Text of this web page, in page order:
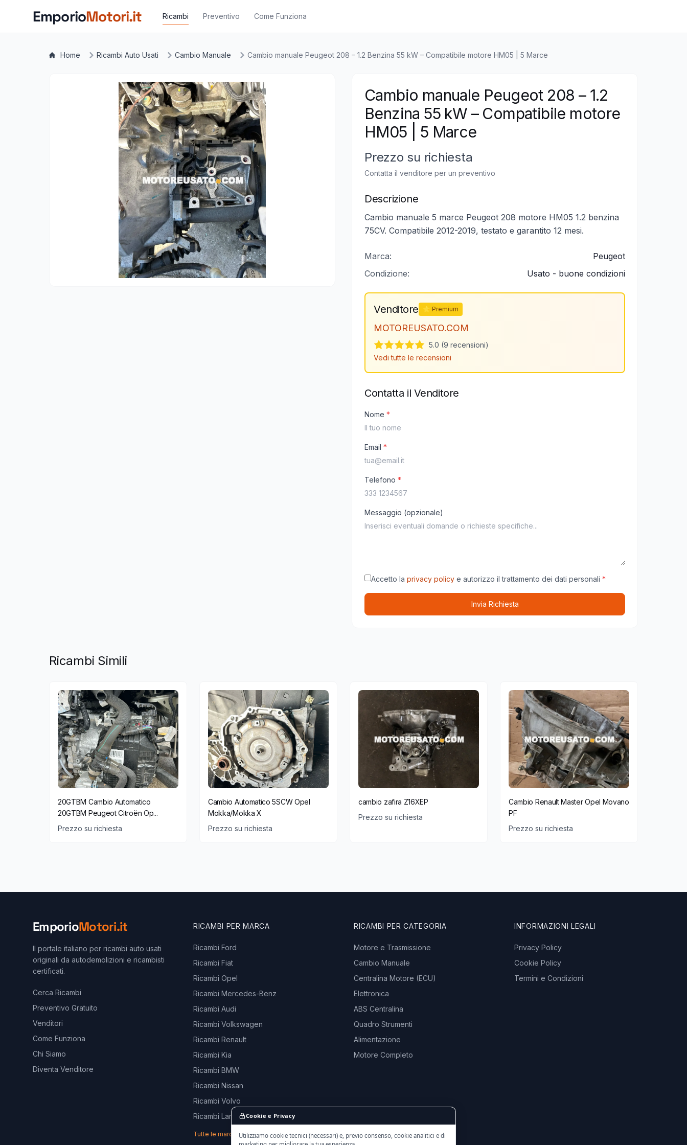
EmporioMotori.it Ricambi Preventivo Come Funziona
Home Ricambi Auto Usati Cambio Manuale Cambio manuale Peugeot 208 – 1.2 Benzina 55 kW – Compatibile motore HM05 | 5 Marce
Cambio manuale Peugeot 208 – 1.2
Benzina 55 kW – Compatibile motore
HM05 | 5 Marce
Prezzo su richiesta
Contatta il venditore per un preventivo
Descrizione
Cambio manuale 5 marce Peugeot 208 motore HM05 1.2 benzina
75CV. Compatibile 2012-2019, testato e garantito 12 mesi.
Marca:
Peugeot
Condizione:
Usato - buone condizioni
Venditore ⭐ Premium
MOTOREUSATO.COM
5.0 (9 recensioni)
Vedi tutte le recensioni
Contatta il Venditore
Nome *
Email *
Telefono *
Messaggio (opzionale)
Accetto la privacy policy e autorizzo il trattamento dei dati personali *
Invia Richiesta
Ricambi Simili
20GTBM Cambio Automatico
20GTBM Peugeot Citroën Op...
Prezzo su richiesta
Cambio Automatico 5SCW Opel
Mokka/Mokka X
Prezzo su richiesta
cambio zafira Z16XEP
Prezzo su richiesta
Cambio Renault Master Opel Movano
PF
Prezzo su richiesta
EmporioMotori.it
Il portale italiano per ricambi auto usati
originali da autodemolizioni e ricambisti
certificati.
Cerca Ricambi
Preventivo Gratuito
Venditori
Come Funziona
Chi Siamo
Diventa Venditore
RICAMBI PER MARCA
Ricambi Ford
Ricambi Fiat
Ricambi Opel
Ricambi Mercedes-Benz
Ricambi Audi
Ricambi Volkswagen
Ricambi Renault
Ricambi Kia
Ricambi BMW
Ricambi Nissan
Ricambi Volvo
Ricambi Land Rover
Tutte le marche →
RICAMBI PER CATEGORIA
Motore e Trasmissione
Cambio Manuale
Centralina Motore (ECU)
Elettronica
ABS Centralina
Quadro Strumenti
Alimentazione
Motore Completo
INFORMAZIONI LEGALI
Privacy Policy
Cookie Policy
Termini e Condizioni
Cookie e Privacy
Utilizziamo cookie tecnici (necessari) e, previo consenso, cookie analitici e di